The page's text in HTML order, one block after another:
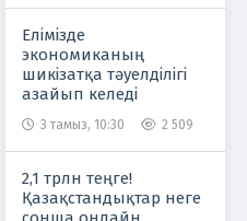
Елімізде
экономиканың
шикізатқа тәуелділігі
азайып келеді
3 тамыз, 10:30 2 509
2,1 трлн теңге!
Қазақстандықтар неге